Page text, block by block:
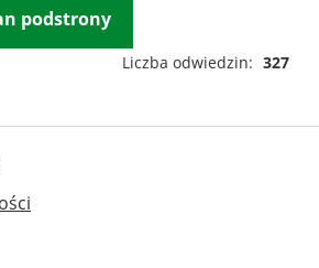
podstrony
Liczba odwiedzin 327